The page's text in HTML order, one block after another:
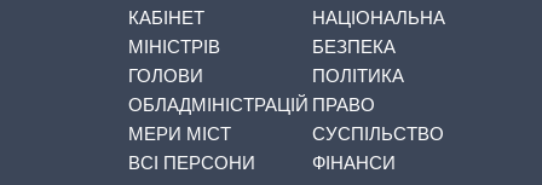
КАБІНЕТ
МІНІСТРІВ
ГОЛОВИ
ОБЛАДМІНІСТРАЦІЙ
МЕРИ МІСТ
ВСІ ПЕРСОНИ
НАЦІОНАЛЬНА
БЕЗПЕКА
ПОЛІТИКА
ПРАВО
СУСПІЛЬСТВО
ФІНАНСИ